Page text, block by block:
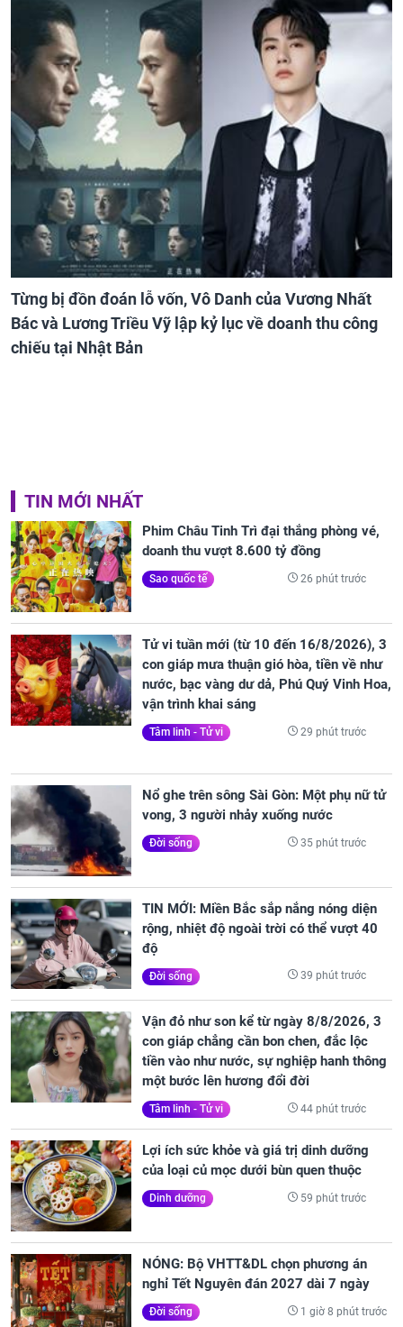
Từng bị đồn đoán lỗ vốn, Vô Danh của Vương Nhất
Bác và Lương Triều Vỹ lập kỷ lục về doanh thu công
chiếu tại Nhật Bản
TIN MỚI NHẤT
Phim Châu Tinh Trì đại thắng phòng vé,
doanh thu vượt 8.600 tỷ đồng
Sao quốc tế 26 phút trước
Tử vi tuần mới (từ 10 đến 16/8/2026), 3
con giáp mưa thuận gió hòa, tiền về như
nước, bạc vàng dư dả, Phú Quý Vinh Hoa,
vận trình khai sáng
Tâm linh - Tử vi 29 phút trước
Nổ ghe trên sông Sài Gòn: Một phụ nữ tử
vong, 3 người nhảy xuống nước
Đời sống 35 phút trước
TIN MỚI: Miền Bắc sắp nắng nóng diện
rộng, nhiệt độ ngoài trời có thể vượt 40
độ
Đời sống 39 phút trước
Vận đỏ như son kể từ ngày 8/8/2026, 3
con giáp chẳng cần bon chen, đắc lộc
tiền vào như nước, sự nghiệp hanh thông
một bước lên hương đổi đời
Tâm linh - Tử vi 44 phút trước
Lợi ích sức khỏe và giá trị dinh dưỡng
của loại củ mọc dưới bùn quen thuộc
Dinh dưỡng 59 phút trước
NÓNG: Bộ VHTT&DL chọn phương án
nghỉ Tết Nguyên đán 2027 dài 7 ngày
Đời sống 1 giờ 8 phút trước